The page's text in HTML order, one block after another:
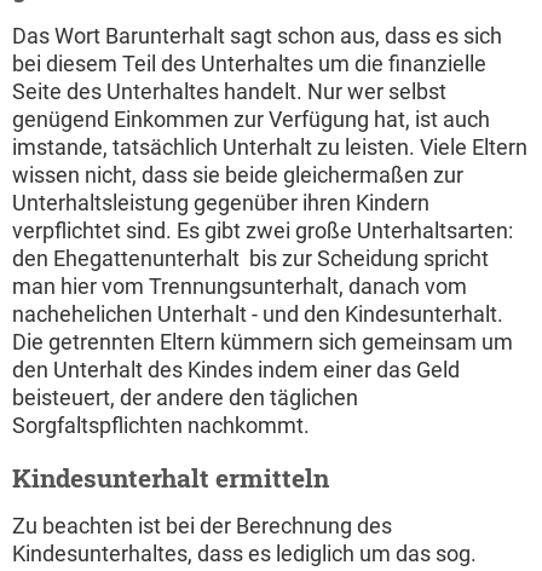
Das Wort Barunterhalt sagt schon aus, dass es sich
bei diesem Teil des Unterhaltes um die finanzielle
Seite des Unterhaltes handelt. Nur wer selbst
genügend Einkommen zur Verfügung hat, ist auch
imstande, tatsächlich Unterhalt zu leisten. Viele Eltern
wissen nicht, dass sie beide gleichermaßen zur
Unterhaltsleistung gegenüber ihren Kindern
verpflichtet sind. Es gibt zwei große Unterhaltsarten:
den Ehegattenunterhalt  bis zur Scheidung spricht
man hier vom Trennungsunterhalt, danach vom
nachehelichen Unterhalt - und den Kindesunterhalt.
Die getrennten Eltern kümmern sich gemeinsam um
den Unterhalt des Kindes indem einer das Geld
beisteuert, der andere den täglichen
Sorgfaltspflichten nachkommt.
Kindesunterhalt ermitteln
Zu beachten ist bei der Berechnung des
Kindesunterhaltes, dass es lediglich um das sog.